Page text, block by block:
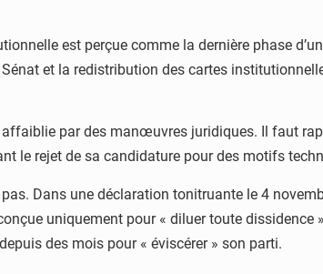
est perçue comme la dernière phase
et la redistribution des cartes
affaiblie par des manœuvres juridiques. Il faut
le rejet de sa candidature pour des motifs
pas. Dans une déclaration tonitruante le 4
uniquement pour « diluer toute dissidence
des mois pour « éviscérer » son parti.